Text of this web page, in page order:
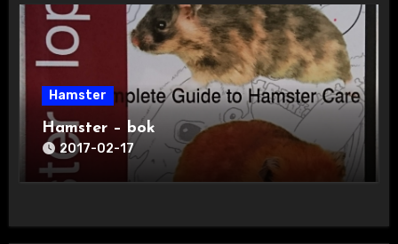
Hamster
Hamster – bok
2017-02-17